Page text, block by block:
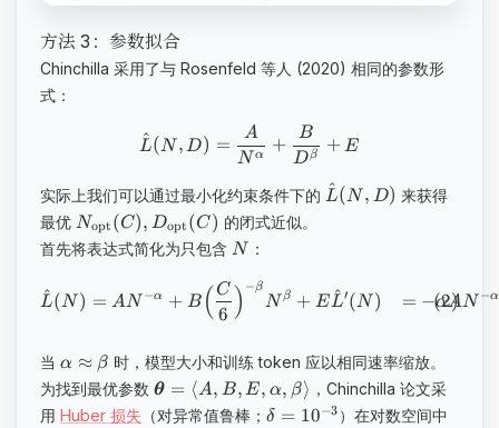
方法 3：参数拟合
Chinchilla 采用了与 Rosenfeld 等人 (2020) 相同的参数形
式：
L
^(N , D) =
N α
A
+
Dβ
B
+ E
实际上我们可以通过最小化约束条件下的 L
^(N, D) 来获得
最优 Nopt (C), Dopt (C) 的闭式近似。
首先将表达式简化为只包含 N ：
L
^(N ) = AN −α + B ( 6
C ) −β
N β + EL
^′(N ) = −αAN −α
当 α ≈ β 时，模型大小和训练 token 应以相同速率缩放。
为找到最优参数 θ = ⟨A, B, E, α, β⟩ ，Chinchilla 论文采
用 Huber 损失 （对异常值鲁棒； δ = 10−3 ）在对数空间中